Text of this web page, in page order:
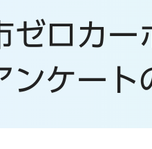
ゼロカ
ンケート